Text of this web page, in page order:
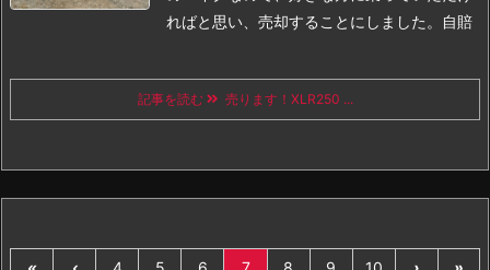
ればと思い、売却することにしました。
自賠
記事を読む 売ります！XLR250 ...